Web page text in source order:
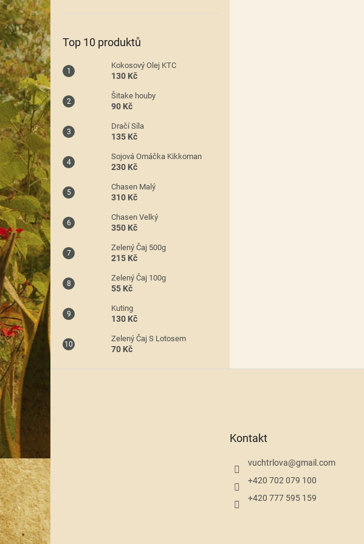
n
e
l
Top 10 produktů
Kokosový Olej KTC
130 Kč
Šitake houby
90 Kč
Dračí Síla
135 Kč
Sojová Omáčka Kikkoman
230 Kč
Chasen Malý
310 Kč
Chasen Velký
350 Kč
Zelený Čaj 500g
215 Kč
Zelený Čaj 100g
55 Kč
Kuting
130 Kč
Zelený Čaj S Lotosem
70 Kč
Z
á
p
a
Kontakt
vuchtrlova@gmail.com
+420 702 079 100
+420 777 595 159